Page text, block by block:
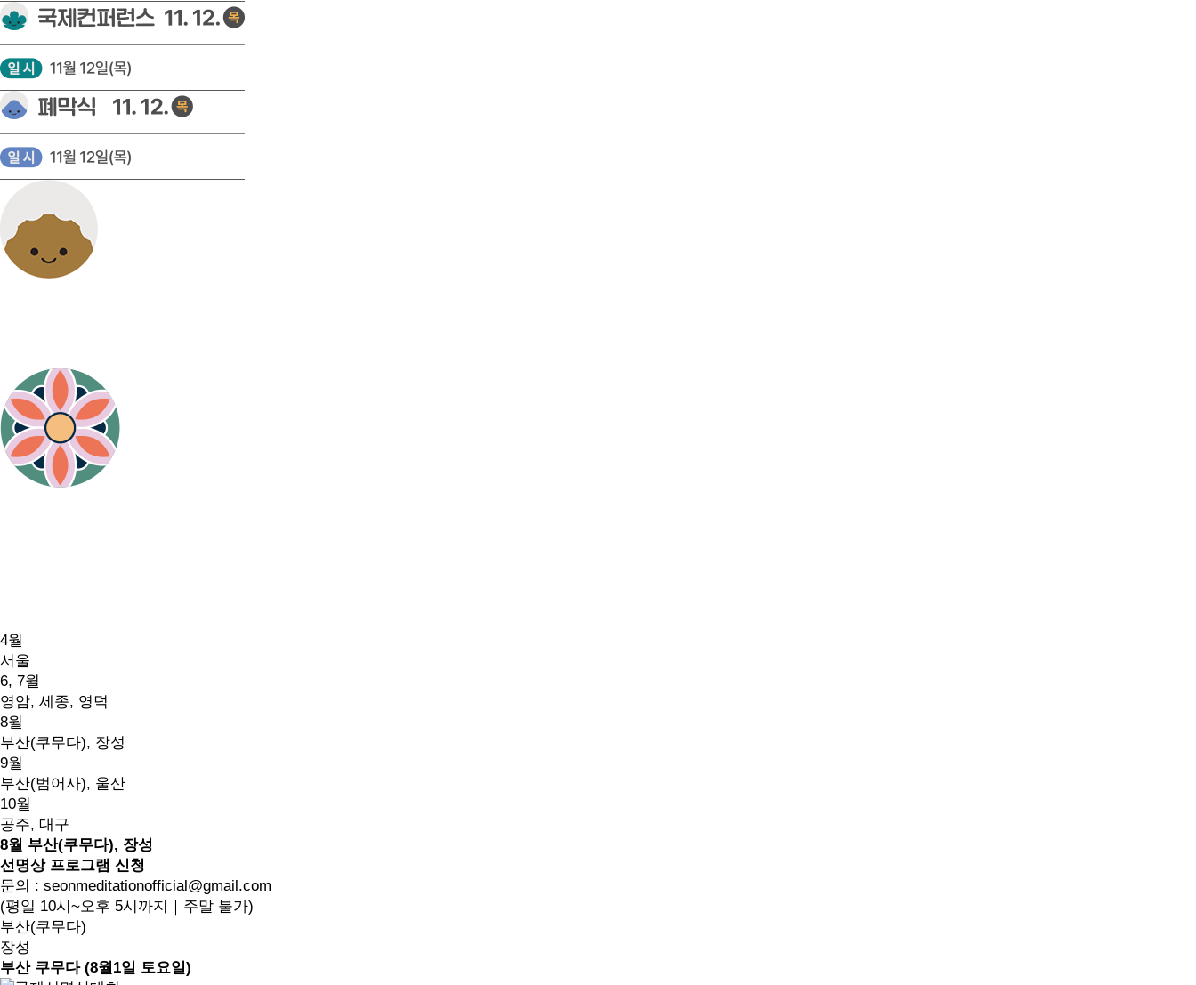
4월
서울
6, 7월
영암, 세종, 영덕
8월
부산(쿠무다), 장성
9월
부산(범어사), 울산
10월
공주, 대구
8월 부산(쿠무다), 장성
선명상 프로그램 신청
문의 : seonmeditationofficial@gmail.com
(평일 10시~오후 5시까지｜주말 불가)
부산(쿠무다)
장성
부산 쿠무다 (8월1일 토요일)